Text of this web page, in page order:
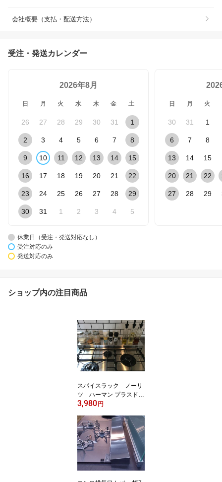
会社概要（支払・配送方法）
受注・発送カレンダー
2026年8月
日 月 火 水 木 金 土
26 27 28 29 30 31 1
2 3 4 5 6 7 8
9 10 11 12 13 14 15
16 17 18 19 20 21 22
23 24 25 26 27 28 29
30 31 1 2 3 4 5
日 月 火
30 31 1
6 7 8
13 14 15
20 21 22
27 28 29
休業日（受注・発送対応なし）
受注対応のみ
発送対応のみ
ショップ内の注目商品
スパイスラック ノーリ
ツ ハーマン プラスド
ゥ コンロ排気口カバー
ー リンナイ ノーリツ パ
ロマ工業 排気口カバー
グリル排気口カバー ビル
トインコンロ 幅75セン
チ用 排気口カバー ステ
ンレス製 ビルトインコン
3,980 円